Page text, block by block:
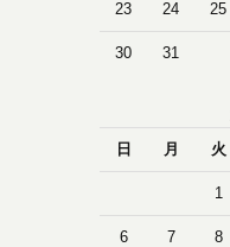
23 24 25
30 31
日
月 火
1
6 7 8